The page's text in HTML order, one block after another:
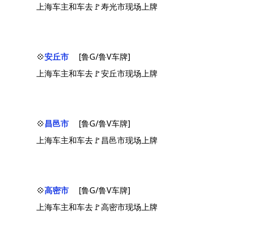
上海车主和车去🚩寿光市现场上牌
💠安丘市
[鲁G/鲁V车牌]
上海车主和车去🚩安丘市现场上牌
💠昌邑市
[鲁G/鲁V车牌]
上海车主和车去🚩昌邑市现场上牌
💠高密市
[鲁G/鲁V车牌]
上海车主和车去🚩高密市现场上牌